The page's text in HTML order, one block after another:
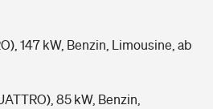
147 kW, Benzin, Limousine, ab
85 kW, Benzin,